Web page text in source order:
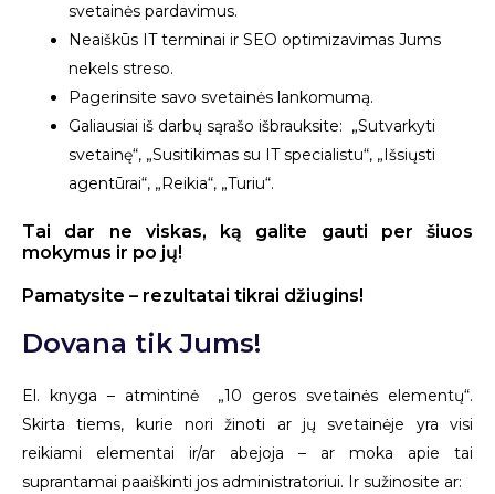
svetainės pardavimus.
Neaiškūs IT terminai ir SEO optimizavimas Jums
nekels streso.
Pagerinsite savo svetainės lankomumą.
Galiausiai iš darbų sąrašo išbrauksite: „Sutvarkyti
svetainę“, „Susitikimas su IT specialistu“, „Išsiųsti
agentūrai“, „Reikia“, „Turiu“.
Tai dar ne viskas, ką galite gauti per šiuos
mokymus ir po jų!
Pamatysite – rezultatai tikrai džiugins!
Dovana tik Jums!
El. knyga – atmintinė „10 geros svetainės elementų“.
Skirta tiems, kurie nori žinoti ar jų svetainėje yra visi
reikiami elementai ir/ar abejoja – ar moka apie tai
suprantamai paaiškinti jos administratoriui. Ir sužinosite ar: